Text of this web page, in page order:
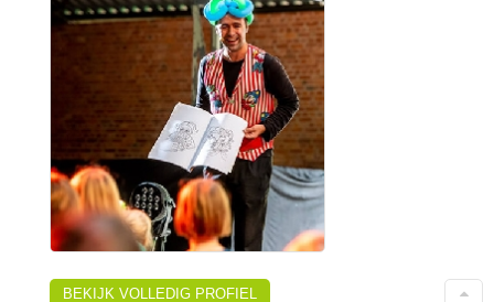
BEKIJK VOLLEDIG PROFIEL